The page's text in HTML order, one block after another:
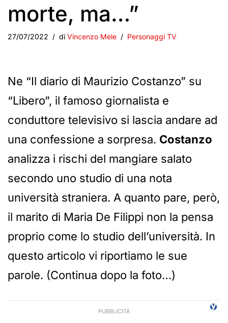
morte, ma…”
27/07/2022 di Vincenzo Mele Personaggi TV
Ne “Il diario di Maurizio Costanzo” su
“Libero”, il famoso giornalista e
conduttore televisivo si lascia andare ad
una confessione a sorpresa. Costanzo
analizza i rischi del mangiare salato
secondo uno studio di una nota
università straniera. A quanto pare, però,
il marito di Maria De Filippi non la pensa
proprio come lo studio dell’università. In
questo articolo vi riportiamo le sue
parole. (Continua dopo la foto…)